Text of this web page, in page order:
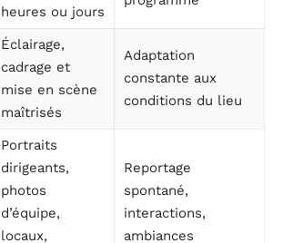
heures ou jours
Éclairage,
cadrage et
mise en scène
maîtrisés
Adaptation
constante aux
conditions du lieu
Portraits
dirigeants,
photos
d’équipe,
locaux,
Reportage
spontané,
interactions,
ambiances